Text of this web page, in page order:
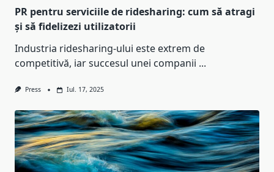
PR pentru serviciile de ridesharing: cum să atragi
și să fidelizezi utilizatorii
Industria ridesharing-ului este extrem de
competitivă, iar succesul unei companii ...
Press Iul. 17, 2025